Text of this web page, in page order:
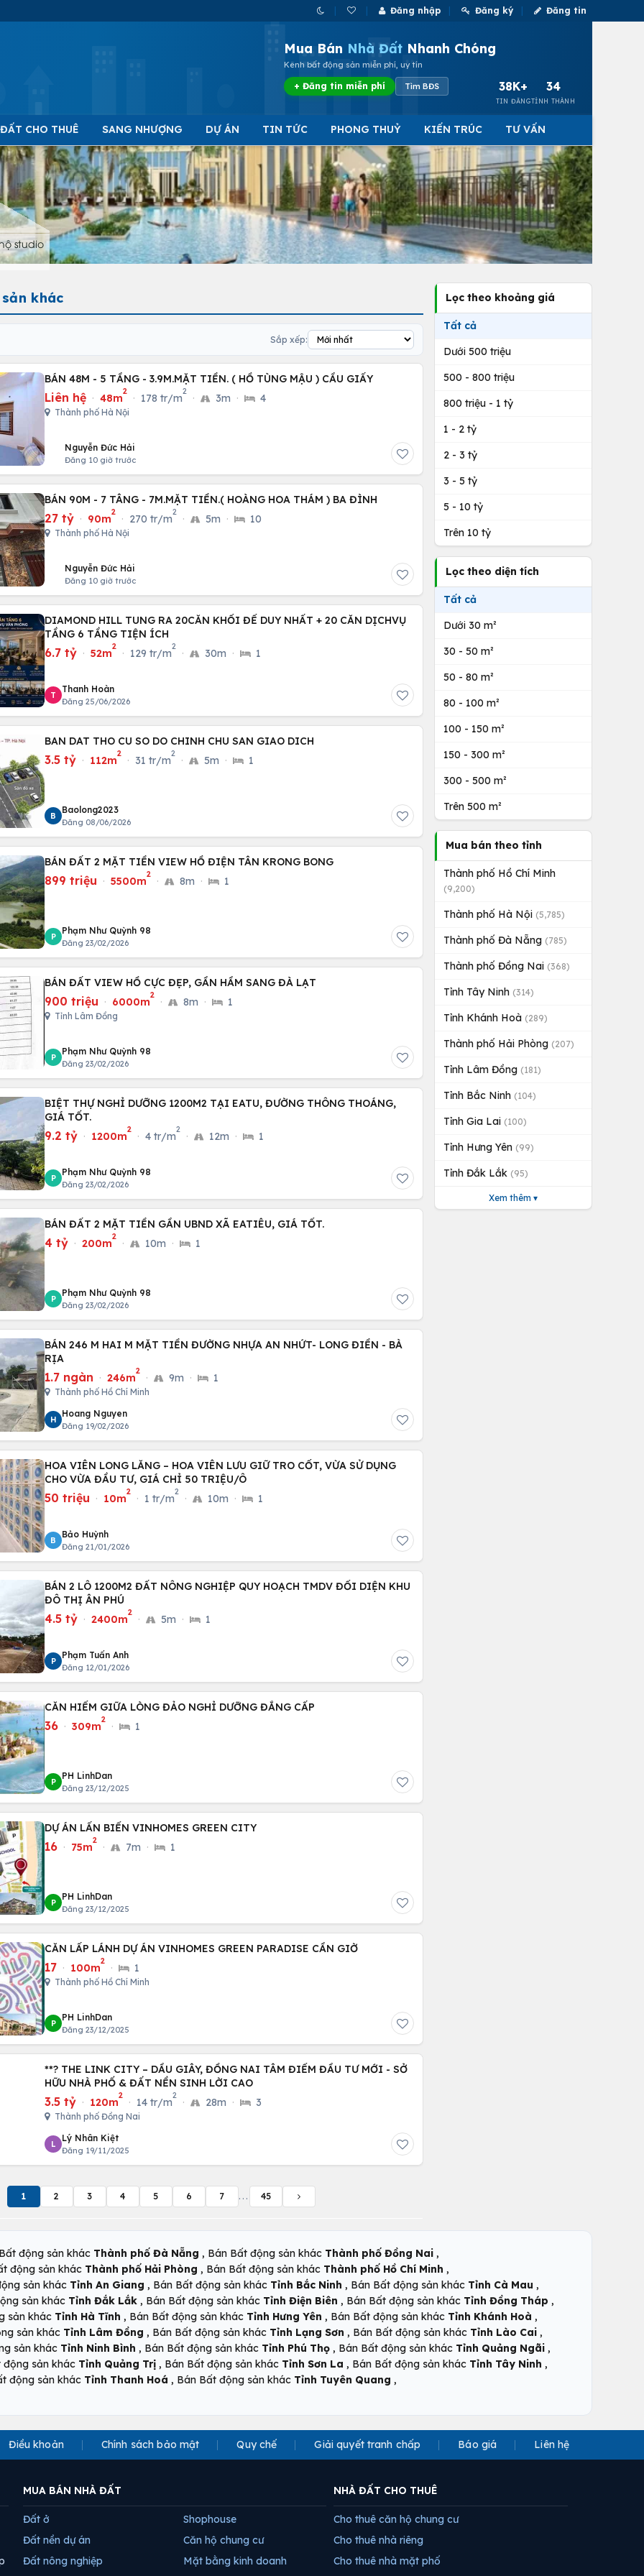
Đăng nhập Đăng ký Đăng tin
Mua Bán Nhà Đất Nhanh Chóng
Kênh bất động sản miễn phí, uy tín
+ Đăng tin miễn phí Tìm BĐS 38K+
TIN ĐĂNG
34
TỈNH THÀNH
CHO THUÊ SANG NHƯỢNG DỰ ÁN TIN TỨC PHONG THUỶ KIẾN TRÚC TƯ VẤN
studio
khác
Sắp xếp:
BÁN 48M - 5 TẦNG - 3.9M.MẶT TIỀN. ( HỒ TÙNG MẬU ) CẦU GIẤY
Liên hệ · 48m
2
· 178 tr/m
2
· 3m · 4
Thành phố Hà Nội
Nguyễn Đức Hải
Đăng 10 giờ trước
BÁN 90M - 7 TÂNG - 7M.MẶT TIỀN.( HOÀNG HOA THÁM ) BA ĐÌNH
27 tỷ · 90m
2
· 270 tr/m
2
· 5m · 10
Thành phố Hà Nội
Nguyễn Đức Hải
Đăng 10 giờ trước
DIAMOND HILL TUNG RA 20CĂN KHỐI ĐẾ DUY NHẤT + 20 CĂN DỊCHVỤ
TẦNG 6 TẦNG TIỆN ÍCH
6.7 tỷ · 52m
2
· 129 tr/m
2
· 30m · 1
T
Thanh Hoàn
Đăng 25/06/2026
BAN DAT THO CU SO DO CHINH CHU SAN GIAO DICH
3.5 tỷ · 112m
2
· 31 tr/m
2
· 5m · 1
B
Baolong2023
Đăng 08/06/2026
BÁN ĐẤT 2 MẶT TIỀN VIEW HỒ ĐIỆN TÂN KRONG BONG
899 triệu · 5500m
2
· 8m · 1
P
Phạm Như Quỳnh 98
Đăng 23/02/2026
BÁN ĐẤT VIEW HỒ CỰC ĐẸP, GẦN HẦM SANG ĐÀ LẠT
900 triệu · 6000m
2
· 8m · 1
Tỉnh Lâm Đồng
P
Phạm Như Quỳnh 98
Đăng 23/02/2026
BIỆT THỰ NGHỈ DƯỠNG 1200M2 TẠI EATU, ĐƯỜNG THÔNG THOÁNG,
GIÁ TỐT.
9.2 tỷ · 1200m
2
· 4 tr/m
2
· 12m · 1
P
Phạm Như Quỳnh 98
Đăng 23/02/2026
BÁN ĐẤT 2 MẶT TIỀN GẦN UBND XÃ EATIÊU, GIÁ TỐT.
4 tỷ · 200m
2
· 10m · 1
P
Phạm Như Quỳnh 98
Đăng 23/02/2026
BÁN 246 M HAI M MẶT TIỀN ĐƯỜNG NHỰA AN NHỨT- LONG ĐIỀN - BÀ
RỊA
1.7 ngàn · 246m
2
· 9m · 1
Thành phố Hồ Chí Minh
H
Hoang Nguyen
Đăng 19/02/2026
HOA VIÊN LONG LĂNG – HOA VIÊN LƯU GIỮ TRO CỐT, VỪA SỬ DỤNG
CHO VỪA ĐẦU TƯ, GIÁ CHỈ 50 TRIỆU/Ô
50 triệu · 10m
2
· 1 tr/m
2
· 10m · 1
B
Bảo Huỳnh
Đăng 21/01/2026
BÁN 2 LÔ 1200M2 ĐẤT NÔNG NGHIỆP QUY HOẠCH TMDV ĐỐI DIỆN KHU
ĐÔ THỊ ÂN PHÚ
4.5 tỷ · 2400m
2
· 5m · 1
P
Phạm Tuấn Anh
Đăng 12/01/2026
CĂN HIẾM GIỮA LÒNG ĐẢO NGHỈ DƯỠNG ĐẲNG CẤP
36 · 309m
2
· 1
P
PH LinhDan
Đăng 23/12/2025
DỰ ÁN LẤN BIỂN VINHOMES GREEN CITY
16 · 75m
2
· 7m · 1
P
PH LinhDan
Đăng 23/12/2025
CĂN LẤP LÁNH DỰ ÁN VINHOMES GREEN PARADISE CẦN GIỜ
17 · 100m
2
· 1
Thành phố Hồ Chí Minh
P
PH LinhDan
Đăng 23/12/2025
**? THE LINK CITY – DẦU GIÂY, ĐỒNG NAI TÂM ĐIỂM ĐẦU TƯ MỚI - SỞ
HỮU NHÀ PHỐ & ĐẤT NỀN SINH LỜI CAO
3.5 tỷ · 120m
2
· 14 tr/m
2
· 28m · 3
Thành phố Đồng Nai
L
Lý Nhân Kiệt
Đăng 19/11/2025
1 2 3 4 5 6 7 ... 45
Lọc theo khoảng giá
Tất cả
Dưới 500 triệu
500 - 800 triệu
800 triệu - 1 tỷ
1 - 2 tỷ
2 - 3 tỷ
3 - 5 tỷ
5 - 10 tỷ
Trên 10 tỷ
Lọc theo diện tích
Tất cả
Dưới 30 m²
30 - 50 m²
50 - 80 m²
80 - 100 m²
100 - 150 m²
150 - 300 m²
300 - 500 m²
Trên 500 m²
Mua bán theo tỉnh
Thành phố Hồ Chí Minh
(9,200)
Thành phố Hà Nội (5,785)
Thành phố Đà Nẵng (785)
Thành phố Đồng Nai (368)
Tỉnh Tây Ninh (314)
Tỉnh Khánh Hoà (289)
Thành phố Hải Phòng (207)
Tỉnh Lâm Đồng (181)
Tỉnh Bắc Ninh (104)
Tỉnh Gia Lai (100)
Tỉnh Hưng Yên (99)
Tỉnh Đắk Lắk (95)
Xem thêm ▾
động sản khác Thành phố Đà Nẵng , Bán Bất động sản khác Thành phố Đồng Nai ,
động sản khác Thành phố Hải Phòng , Bán Bất động sản khác Thành phố Hồ Chí Minh ,
sản khác Tỉnh An Giang , Bán Bất động sản khác Tỉnh Bắc Ninh , Bán Bất động sản khác Tỉnh Cà Mau ,
sản khác Tỉnh Đắk Lắk , Bán Bất động sản khác Tỉnh Điện Biên , Bán Bất động sản khác Tỉnh Đồng Tháp ,
sản khác Tỉnh Hà Tĩnh , Bán Bất động sản khác Tỉnh Hưng Yên , Bán Bất động sản khác Tỉnh Khánh Hoà ,
sản khác Tỉnh Lâm Đồng , Bán Bất động sản khác Tỉnh Lạng Sơn , Bán Bất động sản khác Tỉnh Lào Cai ,
sản khác Tỉnh Ninh Bình , Bán Bất động sản khác Tỉnh Phú Thọ , Bán Bất động sản khác Tỉnh Quảng Ngãi ,
động sản khác Tỉnh Quảng Trị , Bán Bất động sản khác Tỉnh Sơn La , Bán Bất động sản khác Tỉnh Tây Ninh ,
động sản khác Tỉnh Thanh Hoá , Bán Bất động sản khác Tỉnh Tuyên Quang ,
Điều khoản Chính sách bảo mật Quy chế Giải quyết tranh chấp Báo giá Liên hệ
MUA BÁN NHÀ ĐẤT
Đất ở
Đất nền dự án
Đất nông nghiệp
Shophouse
Căn hộ chung cư
Mặt bằng kinh doanh
NHÀ ĐẤT CHO THUÊ
Cho thuê căn hộ chung cư
Cho thuê nhà riêng
Cho thuê nhà mặt phố